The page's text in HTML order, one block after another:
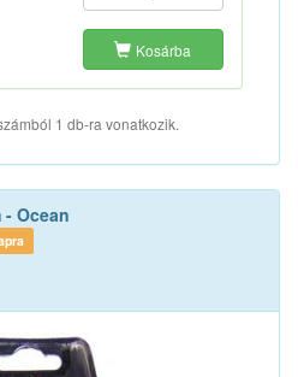
Kosárba
1 db-ra vonatkozik.
Ocean